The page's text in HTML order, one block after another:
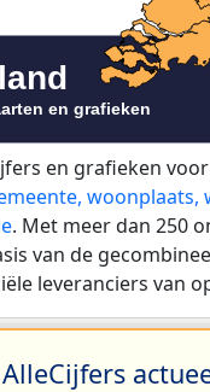
en grafieken voor
. Met meer dan 250
van de
leveranciers van